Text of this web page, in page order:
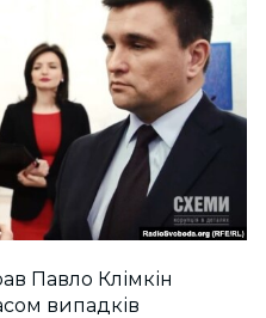
Павло Клімкін
випадків